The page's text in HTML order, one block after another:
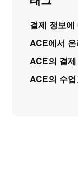
결제 정보
ACE에서
ACE의 결제
ACE의 수